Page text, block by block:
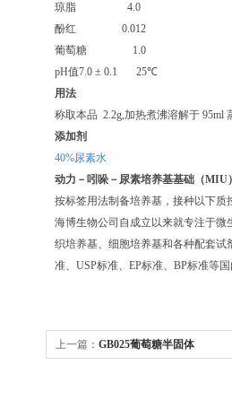
琼脂 4.0
酚红 0.012
葡萄糖 1.0
pH值7.0 ± 0.1 25℃
用法
称取本品 2.2g,加热煮沸溶解于 95ml
添加剂
40%尿素水
动力－吲哚－尿素培养基基础（MIU）
按标签用法制备培养基，接种以下质
海博生物公司自成立以来就专注于
织培养基、细胞培养基和各种配套试
准、USP标准、EP标准、BP标准等
上一篇： GB025葡萄糖半固体